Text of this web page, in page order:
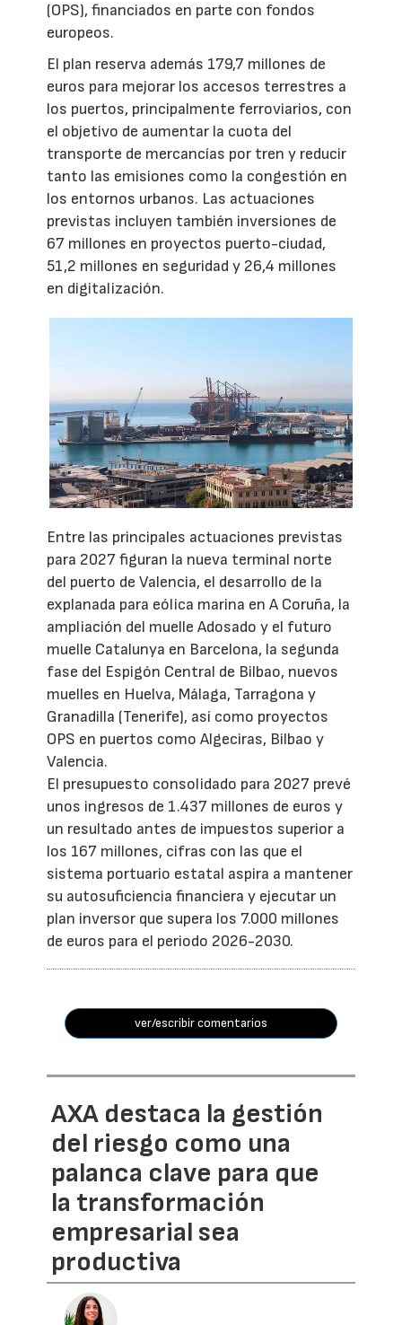
(OPS), financiados en parte con fondos
europeos.
El plan reserva además 179,7 millones de
euros para mejorar los accesos terrestres a
los puertos, principalmente ferroviarios, con
el objetivo de aumentar la cuota del
transporte de mercancías por tren y reducir
tanto las emisiones como la congestión en
los entornos urbanos. Las actuaciones
previstas incluyen también inversiones de
67 millones en proyectos puerto-ciudad,
51,2 millones en seguridad y 26,4 millones
en digitalización.
Entre las principales actuaciones previstas
para 2027 figuran la nueva terminal norte
del puerto de Valencia, el desarrollo de la
explanada para eólica marina en A Coruña, la
ampliación del muelle Adosado y el futuro
muelle Catalunya en Barcelona, la segunda
fase del Espigón Central de Bilbao, nuevos
muelles en Huelva, Málaga, Tarragona y
Granadilla (Tenerife), así como proyectos
OPS en puertos como Algeciras, Bilbao y
Valencia.
El presupuesto consolidado para 2027 prevé
unos ingresos de 1.437 millones de euros y
un resultado antes de impuestos superior a
los 167 millones, cifras con las que el
sistema portuario estatal aspira a mantener
su autosuficiencia financiera y ejecutar un
plan inversor que supera los 7.000 millones
de euros para el periodo 2026-2030.
ver/escribir comentarios
AXA destaca la gestión
del riesgo como una
palanca clave para que
la transformación
empresarial sea
productiva